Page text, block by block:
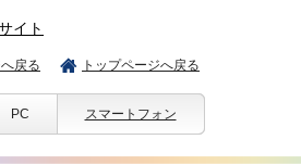
イト
戻る トップページへ戻る
PC スマートフォン